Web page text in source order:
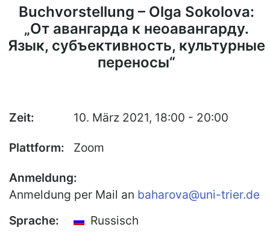
Kollegpublikationen
Reihe „Neuere Lyrik“
Internationale Zeitschrift für
Kulturkomparatistik
Buchvorstellung – Olga Sokolova:
„От авангарда к неоавангарду.
Язык, субъективность, культурные
переносы“
Zeit: 10. März 2021, 18:00 - 20:00
Plattform: Zoom
Anmeldung:
Anmeldung per Mail an baharova@uni-trier.de
Sprache:
Russisch